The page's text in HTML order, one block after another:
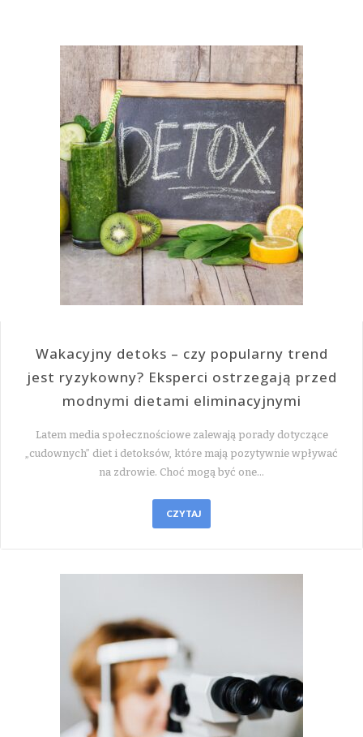
Wakacyjny detoks – czy popularny trend
jest ryzykowny? Eksperci ostrzegają przed
modnymi dietami eliminacyjnymi
Latem media społecznościowe zalewają porady dotyczące
„cudownych” diet i detoksów, które mają pozytywnie wpływać
na zdrowie. Choć mogą być one…
CZYTAJ